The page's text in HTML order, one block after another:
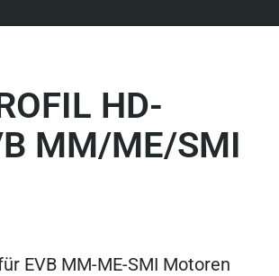
HD-
MM/ME/SMI
EVB MM-ME-SMI Motoren